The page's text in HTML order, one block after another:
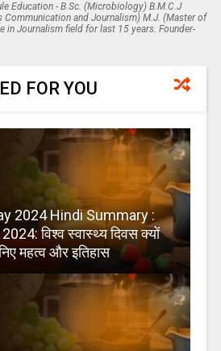
Education - B.Sc. (Microbiology) B.M.C.J
Communication and Journalism) M.J. (Master of
in Journalism field for last 15 years. Founder-
FOR YOU
2024 Hindi Summary :
विश्व स्वास्थ्य दिवस क्यों
महत्व और इतिहास